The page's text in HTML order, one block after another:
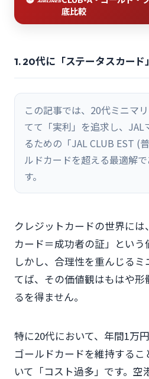
底比較
1. 20代に「ステータスカード
この記事では、20代ミニマ
てて「実利」を追求し、JAL
るための「JAL CLUB EST (
ルドカードを超える最適解
す。
クレジットカードの世界に
カード＝成功者の証」という
しかし、合理性を重んじる
てば、その価値観はもはや
るを得ません。
特に20代において、年間1万
ゴールドカードを維持する
いて「コスト過多」です。